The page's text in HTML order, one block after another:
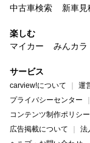
中古車検索
新車見
楽しむ
マイカー
みんカラ
サービス
carview!について 運
プライバシーセンター
コンテンツ制作ポリシー
広告掲載について
法